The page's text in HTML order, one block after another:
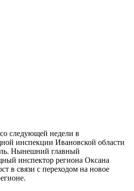
следующей недели в
инспекции Ивановской области
Нынешний главный
инспектор региона Оксана
в связи с переходом на новое